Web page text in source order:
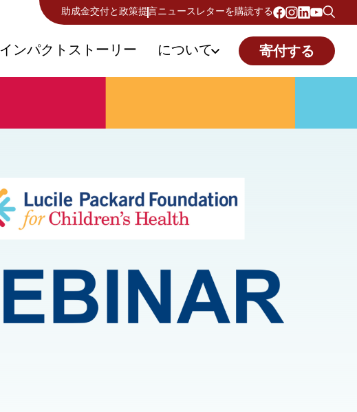
助成金交付と政策提言 ニュースレターを購読する
インパクトストーリー について 寄付する